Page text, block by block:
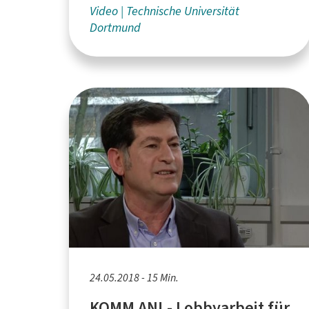
Bundesverband NeMO e.V. und der
FH Dortmund
Video Technische Universität
Dortmund
24.05.2018 - 15 Min.